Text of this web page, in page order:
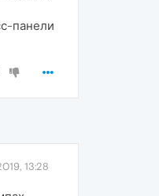
панели
13:28